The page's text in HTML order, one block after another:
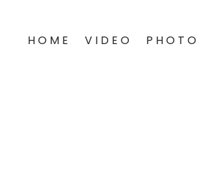
H O M E V I D E O P H O T O